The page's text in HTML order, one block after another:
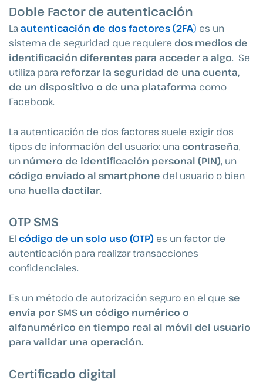
Doble Factor de autenticación
La autenticación de dos factores (2FA) es un
sistema de seguridad que requiere dos medios de
identificación diferentes para acceder a algo. Se
utiliza para reforzar la seguridad de una cuenta,
de un dispositivo o de una plataforma como
Facebook.
La autenticación de dos factores suele exigir dos
tipos de información del usuario: una contraseña,
un número de identificación personal (PIN), un
código enviado al smartphone del usuario o bien
una huella dactilar.
OTP SMS
El código de un solo uso (OTP) es un factor de
autenticación para realizar transacciones
confidenciales.
Es un método de autorización seguro en el que se
envía por SMS un código numérico o
alfanumérico en tiempo real al móvil del usuario
para validar una operación.
Certificado digital